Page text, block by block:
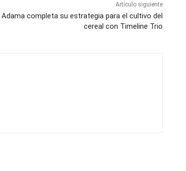
Artículo siguiente
Adama completa su estrategia para el cultivo del
cereal con Timeline Trio